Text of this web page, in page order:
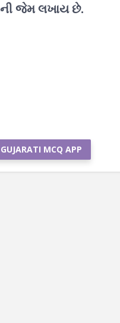
જેમ લખાય છે.
MCQ APP